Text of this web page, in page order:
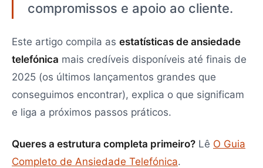
compromissos e apoio ao cliente.
Este artigo compila as estatísticas de ansiedade
telefónica mais credíveis disponíveis até finais de
2025 (os últimos lançamentos grandes que
conseguimos encontrar), explica o que significam
e liga a próximos passos práticos.
Queres a estrutura completa primeiro? Lê O Guia
Completo de Ansiedade Telefónica.